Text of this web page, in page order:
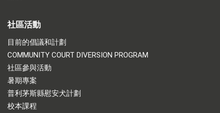
社區活動
目前的倡議和計劃
COMMUNITY COURT DIVERSION PROGRAM
社區參與活動
暑期專案
普利茅斯縣慰安犬計劃
校本課程